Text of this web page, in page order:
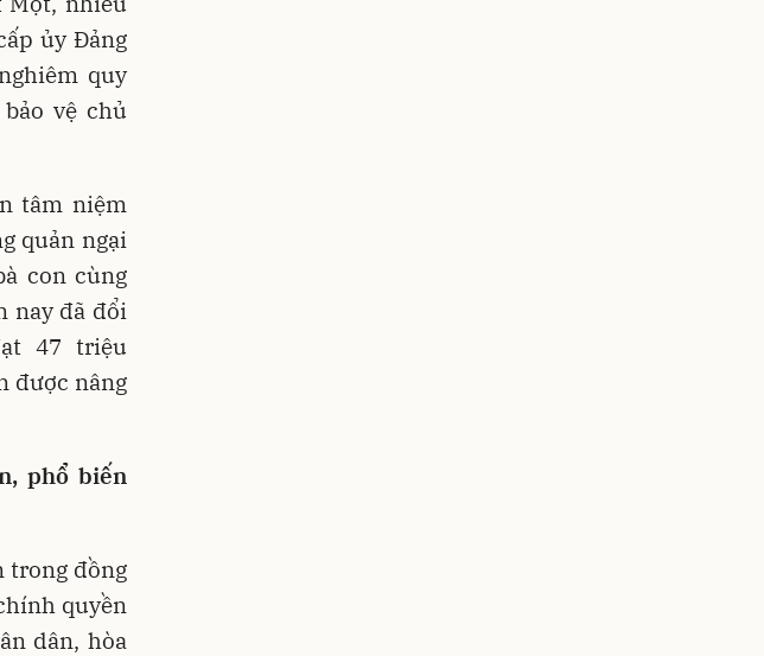
ủy Đảng
quy
vệ chủ
tâm niệm
quản ngại
con cùng
nay đã đổi
47 triệu
được nâng
phổ biến
trong đồng
quyền
dân, hòa